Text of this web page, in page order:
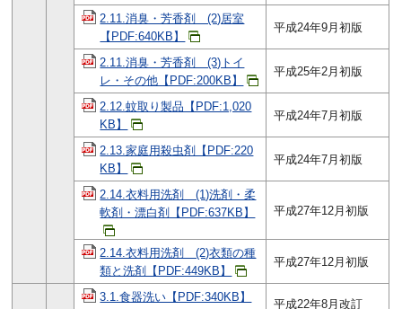
2.11.消臭・芳香剤 (2)居室
【PDF:640KB】
平成24年9月初版
2.11.消臭・芳香剤 (3)トイ
レ・その他【PDF:200KB】
平成25年2月初版
2.12.蚊取り製品【PDF:1,020
KB】
平成24年7月初版
2.13.家庭用殺虫剤【PDF:220
KB】
平成24年7月初版
2.14.衣料用洗剤 (1)洗剤・柔
軟剤・漂白剤【PDF:637KB】
平成27年12月初版
2.14.衣料用洗剤 (2)衣類の種
類と洗剤【PDF:449KB】
平成27年12月初版
3.1.食器洗い【PDF:340KB】
平成22年8月改訂